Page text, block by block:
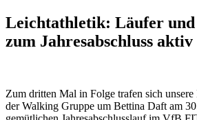
Leichtathletik: Läufer
zum Jahresabschluss aktiv
Zum dritten Mal in Folge trafen sich
der Walking Gruppe um Bettina Daft am